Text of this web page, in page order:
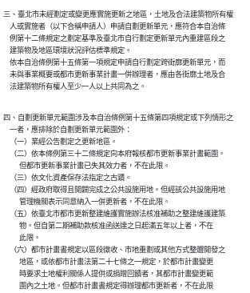
三、臺北市未經劃定或變更應實施更新之地區，土地及合法建築物所有權
    人或實施者（以下合稱申請人）申請自劃更新單元，應符合本自治條
    例第十二條規定之劃定基準及臺北市自行劃定更新單元內重建區段之
    建築物及地區環境狀況評估標準規定。
    依本自治條例第十五條第一項規定申請自行劃定跨街廓更新單元，而
    未與事業概要或都市更新事業計畫一併辦理者，應由各街廓土地及合
    法建築物所有權人至少一人以上共同為之。
四、自劃更新單元範圍涉及本自治條例第十五條第四項規定或下列情形之
    一者，應排除於自劃更新單元範圍外：
    （一）業經公告劃定之更新地區。
    （二）依本條例第三十二條規定向本府報核都市更新事業計畫範圍。
          但都市更新事業計畫已失其效力者，不在此限。
    （三）依文化資產保存法指定之古蹟。
    （四）經政府取得且開闢完成之公共設施用地。但經該公共設施用地
          管理機關表示同意納入一併更新者，不在此限。
    （五）依臺北市都市更新整建維護實施辦法核准補助之整建維護建築
          物。但自第二期補助款核准函送達之日起滿五年以上者，不在
          此限。
    （六）都市計畫書規定以區段徵收、市地重劃或其他方式整體開發之
          地區，或依都市計畫法第二十七條之一規定，於都市計畫變更
          時要求土地權利關係人提供或捐贈回饋者，其都市計畫變更範
          圍內之土地。但都市計畫書規定得辦理都市更新者，不在此限